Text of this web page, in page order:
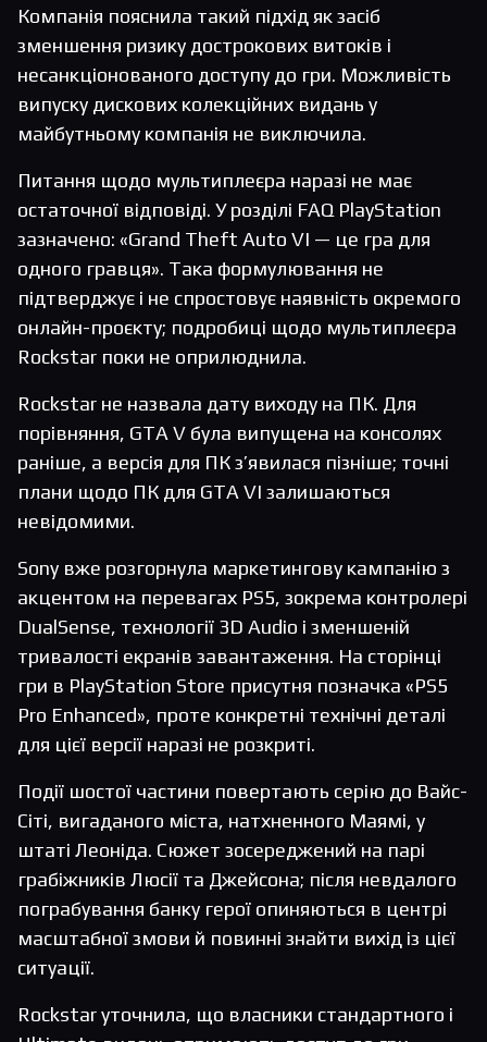
Компанія пояснила такий підхід як засіб
зменшення ризику дострокових витоків і
несанкціонованого доступу до гри. Можливість
випуску дискових колекційних видань у
майбутньому компанія не виключила.
Питання щодо мультиплеєра наразі не має
остаточної відповіді. У розділі FAQ PlayStation
зазначено: «Grand Theft Auto VI — це гра для
одного гравця». Така формулювання не
підтверджує і не спростовує наявність окремого
онлайн-проєкту; подробиці щодо мультиплеєра
Rockstar поки не оприлюднила.
Rockstar не назвала дату виходу на ПК. Для
порівняння, GTA V була випущена на консолях
раніше, а версія для ПК з’явилася пізніше; точні
плани щодо ПК для GTA VI залишаються
невідомими.
Sony вже розгорнула маркетингову кампанію з
акцентом на перевагах PS5, зокрема контролері
DualSense, технології 3D Audio і зменшеній
тривалості екранів завантаження. На сторінці
гри в PlayStation Store присутня позначка «PS5
Pro Enhanced», проте конкретні технічні деталі
для цієї версії наразі не розкриті.
Події шостої частини повертають серію до Вайс-
Сіті, вигаданого міста, натхненного Маямі, у
штаті Леоніда. Сюжет зосереджений на парі
грабіжників Люсії та Джейсона; після невдалого
пограбування банку герої опиняються в центрі
масштабної змови й повинні знайти вихід із цієї
ситуації.
Rockstar уточнила, що власники стандартного і